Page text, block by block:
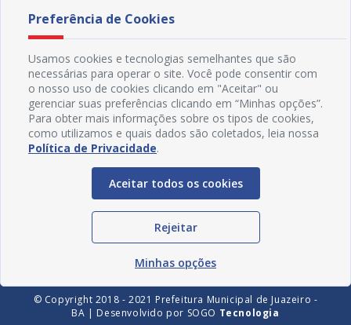
Redes Sociais
© Copyright 2018 - 2021 Prefeitura Municipal de Juazeiro -
BA | Desenvolvido por SOGO Tecnologia
Preferência de Cookies
Usamos cookies e tecnologias semelhantes que são
necessárias para operar o site. Você pode consentir com
o nosso uso de cookies clicando em "Aceitar" ou
gerenciar suas preferências clicando em “Minhas opções”.
Para obter mais informações sobre os tipos de cookies,
como utilizamos e quais dados são coletados, leia nossa
Política de Privacidade.
Aceitar todos os cookies
Rejeitar
Minhas opções